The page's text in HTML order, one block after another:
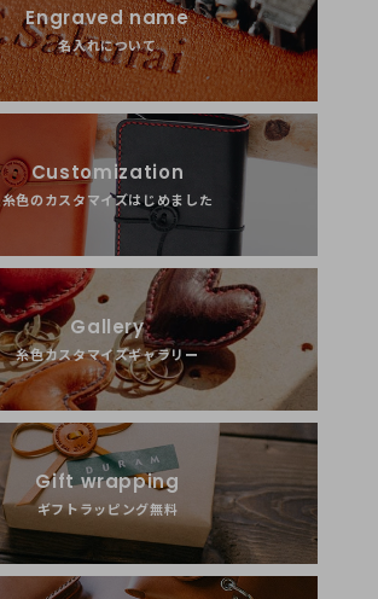
Engraved name
名入れについて
Customization
糸色のカスタマイズはじめました
Gallery
糸色カスタマイズギャラリー
Gift wrapping
ギフトラッピング無料